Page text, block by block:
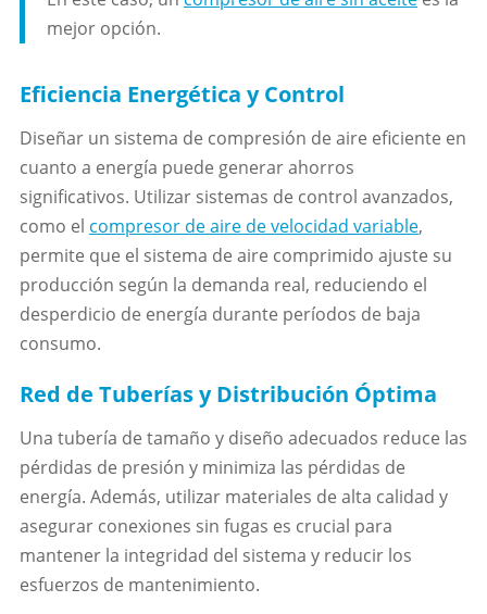
mejor opción.
Eficiencia Energética y Control
Diseñar un sistema de compresión de aire eficiente en
cuanto a energía puede generar ahorros
significativos. Utilizar sistemas de control avanzados,
como el compresor de aire de velocidad variable,
permite que el sistema de aire comprimido ajuste su
producción según la demanda real, reduciendo el
desperdicio de energía durante períodos de baja
consumo.
Red de Tuberías y Distribución Óptima
Una tubería de tamaño y diseño adecuados reduce las
pérdidas de presión y minimiza las pérdidas de
energía. Además, utilizar materiales de alta calidad y
asegurar conexiones sin fugas es crucial para
mantener la integridad del sistema y reducir los
esfuerzos de mantenimiento.